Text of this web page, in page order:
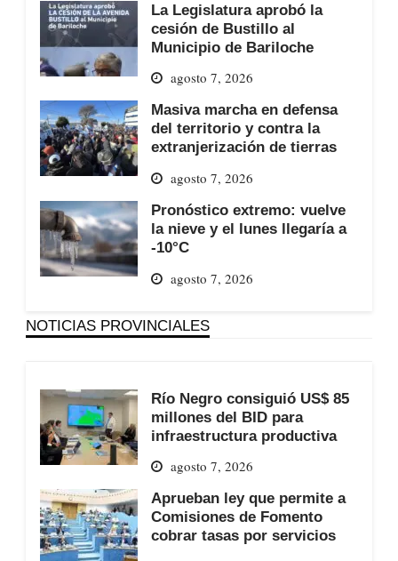
La Legislatura aprobó la
cesión de Bustillo al
Municipio de Bariloche
agosto 7, 2026
Masiva marcha en defensa
del territorio y contra la
extranjerización de tierras
agosto 7, 2026
Pronóstico extremo: vuelve
la nieve y el lunes llegaría a
-10°C
agosto 7, 2026
NOTICIAS PROVINCIALES
Río Negro consiguió US$ 85
millones del BID para
infraestructura productiva
agosto 7, 2026
Aprueban ley que permite a
Comisiones de Fomento
cobrar tasas por servicios